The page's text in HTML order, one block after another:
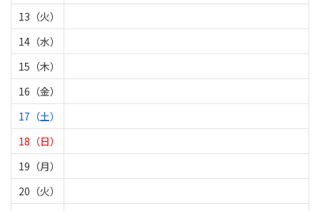
13（火）
14（水）
15（木）
16（金）
17（土）
18（日）
19（月）
20（火）